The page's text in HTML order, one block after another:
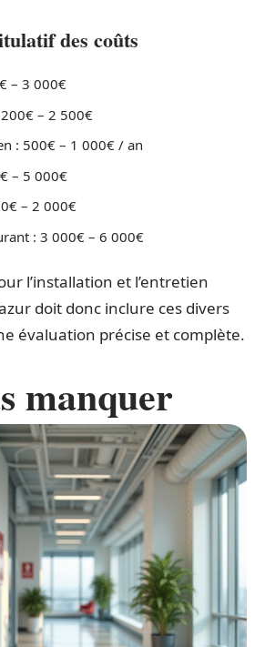
des coûts
– 3 000€
– 2 500€
: 500€ – 1 000€ / an
– 5 000€
– 2 000€
: 3 000€ – 6 000€
l’installation et l’entretien
doit donc inclure ces divers
évaluation précise et complète.
manquer